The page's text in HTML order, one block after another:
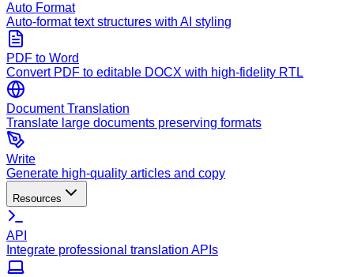
Auto Format
Auto-format text structures with AI styling
PDF to Word
Convert PDF to editable DOCX with high-fidelity RTL
Document Translation
Translate large documents preserving formats
Write
Generate high-quality articles and copy
Resources
API
Integrate professional translation APIs